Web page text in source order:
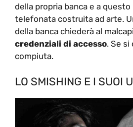
della propria banca e a
telefonata costruita ad arte.
della banca chiederà al
credenziali di accesso. Se si
compiuta.
LO SMISHING E I SUOI